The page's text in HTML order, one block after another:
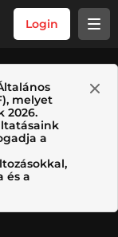
Login
melyet
2026.
a
és a